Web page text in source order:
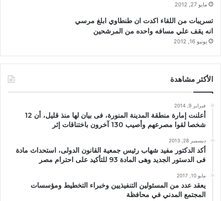
مايو 27, 2012
تسريبات من اللقاء اكدت ان طنطاوي ابلغ مرسي
انه يقف علي مسافه واحده من المرشحين
يونيو 16, 2012
الأكثر مشاهدة
فبراير 9, 2014
أعلنت إمارة منطقة المدينة المنورة، فى بيان لها منذ قليل، أن 12
شخصا لقوا مصرعهم وأصيب 130 آخرون باختناقات إثر
ديسمبر 28, 2013
أكد الدكتور مفيد شهاب رئيس جمعية القانون الدولى، استحداث مادة
فى الدستور الجديد وهى المادة 93 للتأكيد على احترام مصر
مايو 10, 2017
يعقد عدد من المسئولين التنفيذيين وخبراء التخطيط ومؤسسات
المجتمع المدني في محافظة